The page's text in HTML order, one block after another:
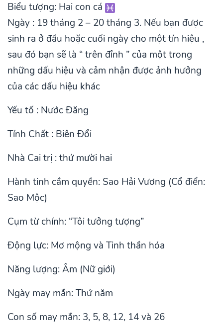
Biểu tượng: Hai con cá
Ngày : 19 tháng 2 – 20 tháng 3. Nếu bạn được
sinh ra ở đầu hoặc cuối ngày cho một tín hiệu ,
sau đó bạn sẽ là “ trên đỉnh ” của một trong
những dấu hiệu và cảm nhận được ảnh hưởng
của các dấu hiệu khác
Yếu tố : Nước Đăng
Tính Chất : Biên Đổi
Nhà Cai trị : thứ mười hai
Hành tinh cầm quyền: Sao Hải Vương (Cổ điển:
Sao Mộc)
Cụm từ chính: “Tôi tưởng tượng”
Động lực: Mơ mộng và Tinh thần hóa
Năng lượng: Âm (Nữ giới)
Ngày may mắn: Thứ năm
Con số may mắn: 3, 5, 8, 12, 14 và 26